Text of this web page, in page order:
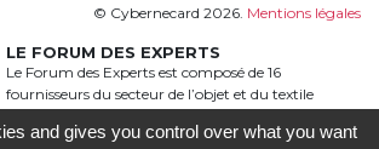
© Cybernecard 2026. Mentions légales
LE FORUM DES EXPERTS
Le Forum des Experts est composé de 16
fournisseurs du secteur de l’objet et du textile
qualitative et complémentaire à 360°
and gives you control over what you want